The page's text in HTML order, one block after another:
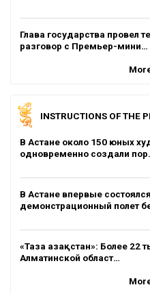
Глава государства провел
разговор с Премьер-мини…
INSTRUCTIONS OF THE
В Астане около 150 юных
одновременно создали
В Астане впервые состоялся
демонстрационный полет
«Таза Қазақстан»: Более 22
Алматинской област…